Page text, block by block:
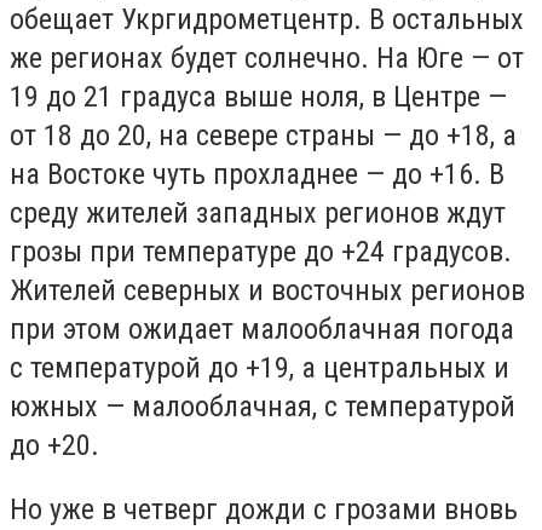
обещает Укргидрометцентр. В остальных
же регионах будет солнечно. На Юге — от
19 до 21 градуса выше ноля, в Центре —
от 18 до 20, на севере страны — до +18, а
на Востоке чуть прохладнее — до +16. В
среду жителей западных регионов ждут
грозы при температуре до +24 градусов.
Жителей северных и восточных регионов
при этом ожидает малооблачная погода
с температурой до +19, а центральных и
южных — малооблачная, с температурой
до +20.
Но уже в четверг дожди с грозами вновь